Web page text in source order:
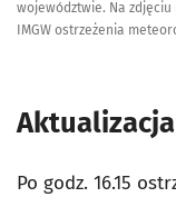
województwie. Na
IMGW ostrzeżenia
Aktualizacja
Po godz. 16.15